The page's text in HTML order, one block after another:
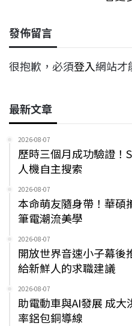
發佈留言
很抱歉，必須登入網站才
最新文章
2026-08-07
歷時三個月成功驗證！
人機自主搜索
2026-08-07
本命萌友隨身帶！華碩
筆電潮流美學
2026-08-07
開放世界音速小子幕後
給新鮮人的求職建議
2026-08-07
助電動車與AI發展 成
率鋁包銅導線